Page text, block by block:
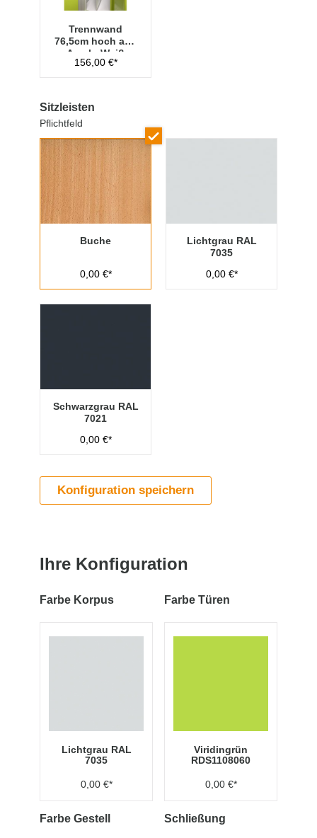
Trennwand
76,5cm hoch aus
Acryl - Weiß
156,00 €*
Sitzleisten
Pflichtfeld
Buche
0,00 €*
Lichtgrau RAL
7035
0,00 €*
Schwarzgrau RAL
7021
0,00 €*
Konfiguration speichern
Ihre Konfiguration
Farbe Korpus
Lichtgrau RAL
7035
0,00 €*
Farbe Türen
Viridingrün
RDS1108060
0,00 €*
Farbe Gestell Schließung